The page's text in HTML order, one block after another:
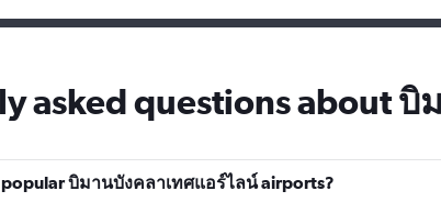
asked questions about
บิมานบังคลาเทศแอร์ไลน์ airports?